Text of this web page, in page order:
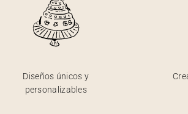
Diseños únicos y
personalizables